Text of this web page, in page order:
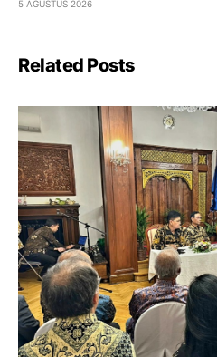
5 AGUSTUS 2026
Related Posts